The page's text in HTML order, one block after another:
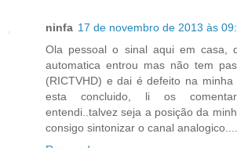
ninfa 17 de novembro de 2013 às
Ola pessoal o sinal aqui em casa,
automatica entrou mas não tem
(RICTVHD) e dai é defeito na
esta concluido, li os
entendi..talvez seja a posição da
consigo sintonizar o canal analogico....